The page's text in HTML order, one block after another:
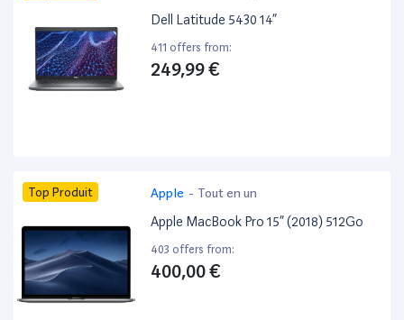
Dell Latitude 5430 14”
411 offers from:
249,99 €
Top Produit Apple - Tout en un
Apple MacBook Pro 15” (2018) 512Go
403 offers from:
400,00 €